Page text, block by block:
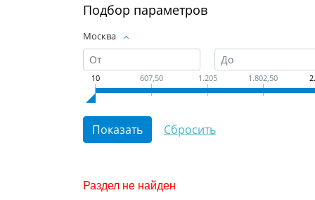
Подбор параметров
Москва
10 607,50 1.205 1.802,50
Раздел не найден